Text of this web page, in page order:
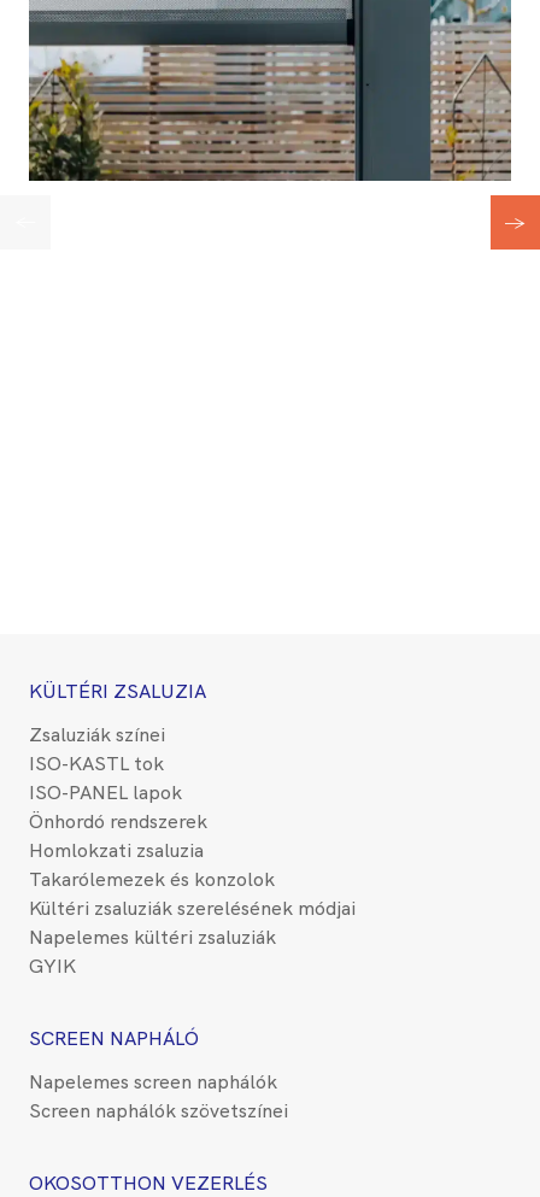
→
KÜLTÉRI ZSALUZIA
Zsaluziák színei
ISO-KASTL tok
ISO-PANEL lapok
Önhordó rendszerek
Homlokzati zsaluzia
Takarólemezek és konzolok
Kültéri zsaluziák szerelésének módjai
Napelemes kültéri zsaluziák
GYIK
SCREEN NAPHÁLÓ
Napelemes screen naphálók
Screen naphálók szövetszínei
OKOSOTTHON VEZERLÉS